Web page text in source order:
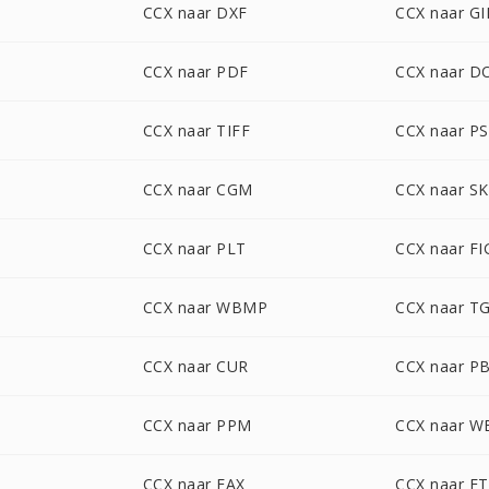
CCX naar DXF CCX naar
CCX naar PDF CCX naar
CCX naar TIFF CCX naar PS
CCX naar CGM CCX naar SK
CCX naar PLT CCX naar
CCX naar WBMP CCX naar
CCX naar CUR CCX naar
CCX naar PPM CCX naar
CCX naar FAX CCX naar